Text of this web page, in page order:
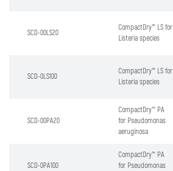
SCD-00LS20
CompactDry™ LS for
Listeria species
SCD-0LS100
CompactDry™ LS for
Listeria species
SCD-00PA20
CompactDry™ PA
for Pseudomonas
aeruginosa
SCD-0PA100
CompactDry™ PA
for Pseudomonas